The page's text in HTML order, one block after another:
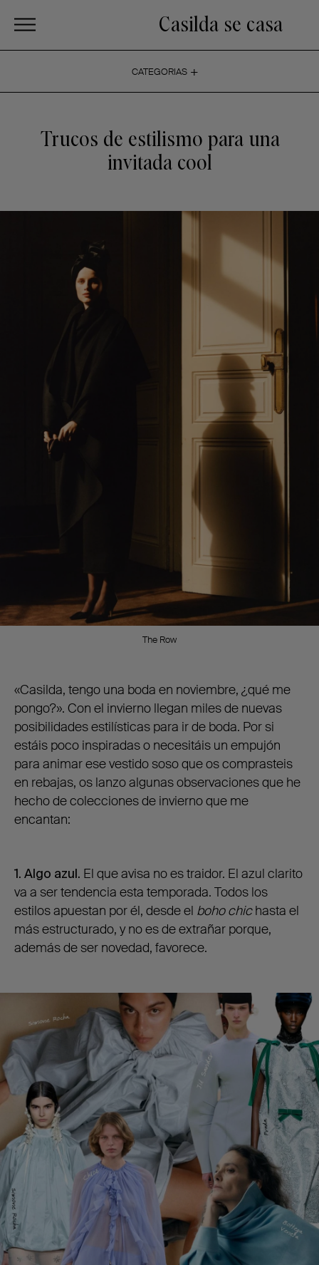
Casilda se casa
CATEGORIAS +
Trucos de estilismo para una
invitada cool
The Row
«Casilda, tengo una boda en noviembre, ¿qué me
pongo?». Con el invierno llegan miles de nuevas
posibilidades estilísticas para ir de boda. Por si
estáis poco inspiradas o necesitáis un empujón
para animar ese vestido soso que os comprasteis
en rebajas, os lanzo algunas observaciones que he
hecho de colecciones de invierno que me
encantan:
1. Algo azul. El que avisa no es traidor. El azul clarito
va a ser tendencia esta temporada. Todos los
estilos apuestan por él, desde el boho chichasta el
más estructurado, y no es de extrañar porque,
además de ser novedad, favorece.